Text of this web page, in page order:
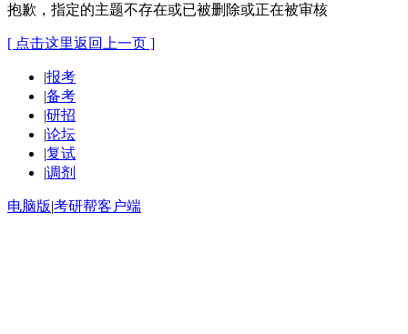
抱歉，指定的主题不存在或已被删除或正在被审核
[ 点击这里返回上一页 ]
|报考
|备考
|研招
|论坛
|复试
|调剂
电脑版|考研帮客户端